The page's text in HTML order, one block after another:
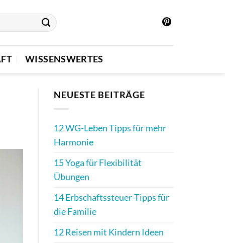
WISSENSWERTES
NEUESTE BEITRÄGE
12 WG-Leben Tipps für mehr
Harmonie
15 Yoga für Flexibilität
Übungen
14 Erbschaftssteuer-Tipps für
die Familie
12 Reisen mit Kindern Ideen